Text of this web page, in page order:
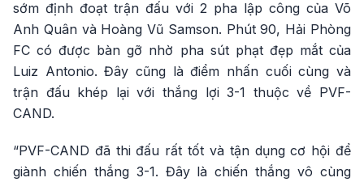
sớm định đoạt trận đấu với 2 pha lập công của Võ
Anh Quân và Hoàng Vũ Samson. Phút 90, Hải Phòng
FC có được bàn gỡ nhờ pha sút phạt đẹp mắt của
Luiz Antonio. Đây cũng là điểm nhấn cuối cùng và
trận đấu khép lại với thắng lợi 3-1 thuộc về PVF-
CAND.
“PVF-CAND đã thi đấu rất tốt và tận dụng cơ hội để
giành chiến thắng 3-1. Đây là chiến thắng vô cùng